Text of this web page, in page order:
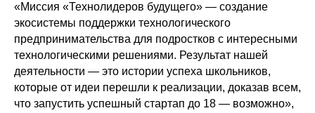
«Миссия «Технолидеров будущего» — создание
экосистемы поддержки технологического
предпринимательства для подростков с интересными
технологическими решениями. Результат нашей
деятельности — это истории успеха школьников,
которые от идеи перешли к реализации, доказав всем,
что запустить успешный стартап до 18 — возможно»,